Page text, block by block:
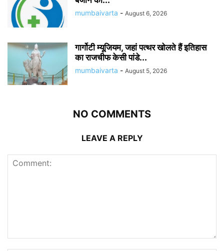
mumbaivarta - August 6, 2026
गार्गोटी म्यूजियम, जहां पत्थर खोलते हैं इतिहास
का राजचीफ केसी पांडे...
mumbaivarta - August 5, 2026
NO COMMENTS
LEAVE A REPLY